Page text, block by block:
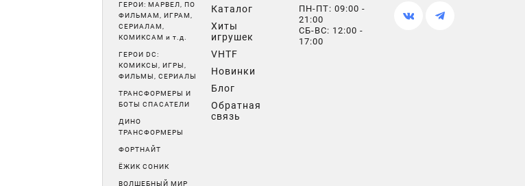
ГЕРОИ: МАРВЕЛ, ПО
ФИЛЬМАМ, ИГРАМ,
СЕРИАЛАМ,
КОМИКСАМ и т.д.
ГЕРОИ DC:
КОМИКСЫ, ИГРЫ,
ФИЛЬМЫ, СЕРИАЛЫ
ТРАНСФОРМЕРЫ И
БОТЫ СПАСАТЕЛИ
ДИНО
ТРАНСФОРМЕРЫ
ФОРТНАЙТ
ЁЖИК СОНИК
ВОЛШЕБНЫЙ МИР
Каталог
Хиты
игрушек
VHTF
Новинки
Блог
Обратная
связь
ПН-ПТ: 09:00 -
21:00
СБ-ВС: 12:00 -
17:00